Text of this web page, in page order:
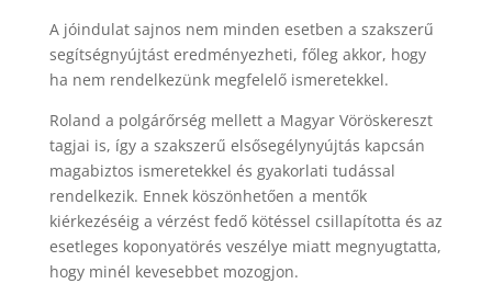
A jóindulat sajnos nem minden esetben a szakszerű
segítségnyújtást eredményezheti, főleg akkor, hogy
ha nem rendelkezünk megfelelő ismeretekkel.
Roland a polgárőrség mellett a Magyar Vöröskereszt
tagjai is, így a szakszerű elsősegélynyújtás kapcsán
magabiztos ismeretekkel és gyakorlati tudással
rendelkezik. Ennek köszönhetően a mentők
kiérkezéséig a vérzést fedő kötéssel csillapította és az
esetleges koponyatörés veszélye miatt megnyugtatta,
hogy minél kevesebbet mozogjon.